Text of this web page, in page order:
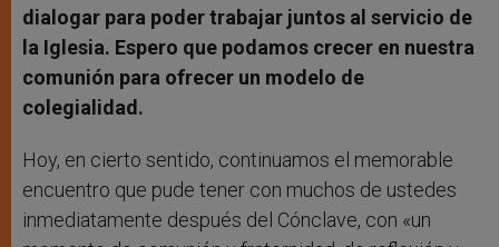
dialogar para poder trabajar juntos al servicio de
la Iglesia. Espero que podamos crecer en nuestra
comunión para ofrecer un modelo de
colegialidad.
Hoy, en cierto sentido, continuamos el memorable
encuentro que pude tener con muchos de ustedes
inmediatamente después del Cónclave, con «un